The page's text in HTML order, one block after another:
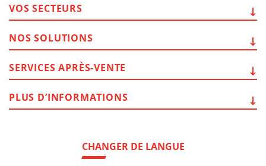
CHANGER DE LANGUE
VOS SECTEURS
NOS SOLUTIONS
SERVICES APRÈS-VENTE
PLUS D’INFORMATIONS